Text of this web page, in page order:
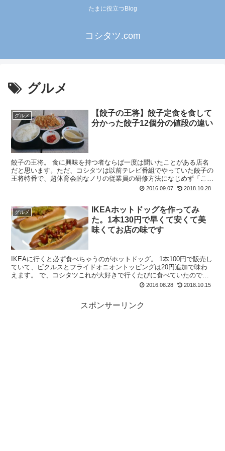
たまに役立つBlog
コシタツ.com
グルメ
グルメ
【餃子の王将】餃子定食を食して
分かった餃子12個分の値段の違い
餃子の王将。 食に興味を持つ者ならば一度は聞いたことがある店名
だと思います。ただ、コシタツは以前テレビ番組でやっていた餃子の
王将特番で、超体育会的なノリの従業員の研修方法になじめず「この
店はねーな…」なんて思っていたんです。 し...2016.09.07 2018.10.28
グルメ
IKEAホットドッグを作ってみ
た。1本130円で早くて安くて美
味くてお店の味です
IKEAに行くと必ず食べちゃうのがホットドッグ。 1本100円で販売し
ていて、ピクルスとフライドオニオントッピングは20円追加で味わ
えます。 で、コシタツこれが大好きで行くたびに食べていたのです
2016.08.28 2018.10.15
スポンサーリンク